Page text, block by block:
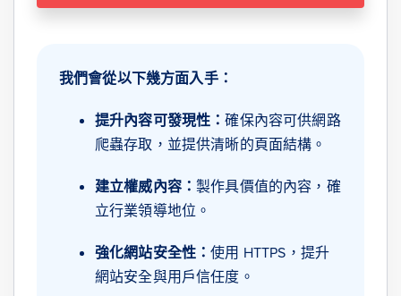
我們會從以下幾方面入手：
提升內容可發現性：確保內容可供網路
爬蟲存取，並提供清晰的頁面結構。
建立權威內容：製作具價值的內容，確
立行業領導地位。
強化網站安全性：使用 HTTPS，提升
網站安全與用戶信任度。